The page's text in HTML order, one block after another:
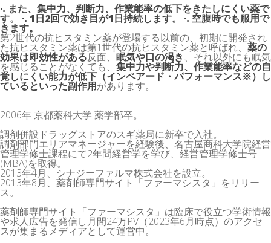
∙. また、集中力、判断力、作業能率の低下をきたしにくい薬で
す。 ∙. 1日2回で効き目が1日持続します。 ∙. 空腹時でも服用で
きます。
第2世代の抗ヒスタミン薬が登場する以前の、初期に開発され
た抗ヒスタミン薬は第1世代の抗ヒスタミン薬と呼ばれ、 薬の
効果は即効性がある反面、 眠気や口の渇き、それ以外にも眠気
を感じることがなくても、 集中力や判断力、作業能率などの自
覚しにくい能力が低下（インペアード・パフォーマンス※）し
ているといった副作用があります。
2006年 京都薬科大学 薬学部卒。
調剤併設ドラッグストアのスギ薬局に新卒で入社。
調剤部門エリアマネージャーを経験後、名古屋商科大学院経営
管理学修士課程にて2年間経営学を学び、経営管理学修士号
(MBA)を取得。
2013年4月、シナジーファルマ株式会社を設立。
2013年8月、薬剤師専門サイト「ファーマシスタ」をリリー
ス。
薬剤師専門サイト「ファーマシスタ」は臨床で役立つ学術情報
や求人広告を発信し月間24万PV（2023年6月時点）のアクセ
スが集まるメディアとして運営中。